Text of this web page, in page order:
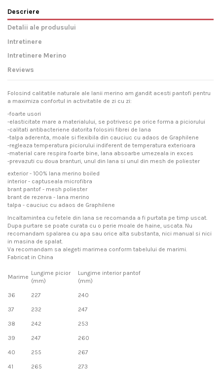
Descriere
Detalii ale produsului
Intretinere
Intretinere Merino
Reviews
Folosind calitatile naturale ale lanii merino am gandit acesti pantofi pentru
a maximiza confortul in activitatile de zi cu zi:
-foarte usori
-elasticitate mare a materialului, se potrivesc pe orice forma a piciorului
-calitati antibacteriene datorita folosirii fibrei de lana
-talpa aderenta, moale si flexibila din cauciuc cu adaos de Graphilene
-regleaza temperatura piciorului indiferent de temperatura exterioara
-material care respira foarte bine, lana absoarbe umezeala in exces
-prevazuti cu doua branturi, unul din lana si unul din mesh de poliester
exterior - 100% lana merino boiled
interior - captuseala microfibra
brant pantof - mesh poliester
brant de rezerva - lana merino
talpa - cauciuc cu adaos de Graphilene
Incaltamintea cu fetele din lana se recomanda a fi purtata pe timp uscat.
Dupa purtare se poate curata cu o perie moale de haine, uscata. Nu
recomandam spalarea cu apa sau orice alta substanta, nici manual si nici
in masina de spalat.
Va recomandam sa alegeti marimea conform tabelului de marimi.
Fabricat in China
Marime
Lungime picior
(mm)
Lungime interior pantof
(mm)
36 227 240
37 232 247
38 242 253
39 247 260
40 255 267
41 265 273